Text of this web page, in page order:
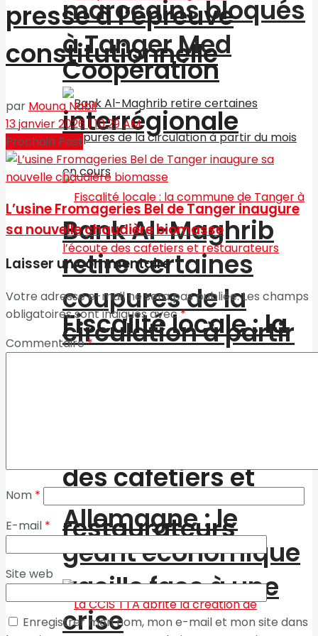
marocains bloqués
à Tanger Med
Bank Al-Maghrib
retire certaines
coupures de la
circulation à partir
Allemagne : le
géant économique
vacille face à une
crise
Coopération
interrégionale
Fiscalité locale : la
des cafetiers et
restaurateurs
presse à l’épreuve
constitutionnelle
par Mouna Nabil
13 janvier 2026 | 10:29 AM
Prochain Post
L’usine Fromageries Bel de Tanger inaugure
sa nouvelle chaudière biomasse
Laisser un commentaire
Votre adresse e-mail ne sera pas publiée.Les champs
obligatoires sont indiqués avec*
Commentaire*
Nom *
E-mail *
Site web
Enregistrer mon nom, mon e-mail et mon site dans